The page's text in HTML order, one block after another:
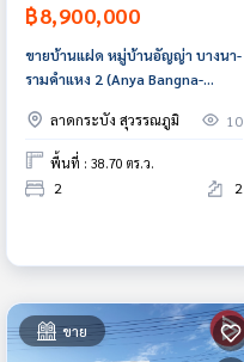
฿8,900,000
ขายบ้านแฝด หมู่บ้านอัญญ่า บางนา-
รามคำแหง 2 (Anya Bangna-
กรุงเทพมหานคร
ลาดกระบัง สุวรรณภูมิ 10
พื้นที่ : 38.70 ตร.ว.
2 2
ขาย